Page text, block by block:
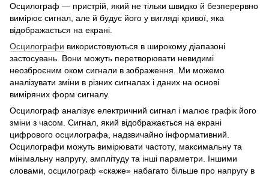
Осцилограф — пристрій, який не тільки швидко й безперервно
вимірює сигнал, але й будує його у вигляді кривої, яка
відображається на екрані.
Осцилографи використовуються в широкому діапазоні
застосувань. Вони можуть перетворювати невидимі
неозброєним оком сигнали в зображення. Ми можемо
аналізувати зміни в різних сигналах і даних на основі
виміряних форм сигналу.
Осцилограф аналізує електричний сигнал і малює графік його
зміни з часом. Сигнал, який відображається на екрані
цифрового осцилографа, надзвичайно інформативний.
Осцилографи можуть вимірювати частоту, максимальну та
мінімальну напругу, амплітуду та інші параметри. Іншими
словами, осцилограф «скаже» набагато більше про напругу в